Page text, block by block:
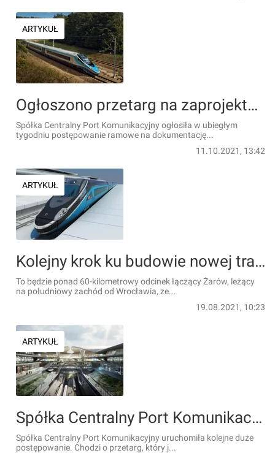
ARTYKUŁ
Ogłoszono przetarg na zaprojektowanie Kolei Dużych Prędkości z Wrocławia do Warszawy
Spółka Centralny Port Komunikacyjny ogłosiła w ubiegłym
tygodniu postępowanie ramowe na dokumentację...
11.10.2021, 13:42
ARTYKUŁ
Kolejny krok ku budowie nowej trasy kolejowej z Wrocławia do granicy z Czechami
To będzie ponad 60-kilometrowy odcinek łączący Żarów, leżący
na południowy zachód od Wrocławia, ze...
19.08.2021, 10:23
ARTYKUŁ
Spółka Centralny Port Komunikacyjny ogłosiła przetarg na wykonawców robót przygotowawczych
Spółka Centralny Port Komunikacyjny uruchomiła kolejne duże
postępowanie. Chodzi o przetarg, który j...